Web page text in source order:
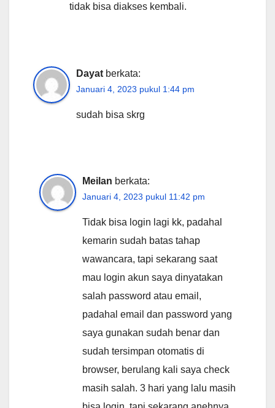
tidak bisa diakses kembali.
Dayat berkata:
Januari 4, 2023 pukul 1:44 pm
sudah bisa skrg
Meilan berkata:
Januari 4, 2023 pukul 11:42 pm
Tidak bisa login lagi kk, padahal
kemarin sudah batas tahap
wawancara, tapi sekarang saat
mau login akun saya dinyatakan
salah password atau email,
padahal email dan password yang
saya gunakan sudah benar dan
sudah tersimpan otomatis di
browser, berulang kali saya check
masih salah. 3 hari yang lalu masih